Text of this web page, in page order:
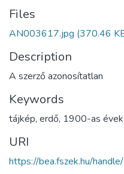
Files
AN003617.jpg (370.46
Description
A szerző azonosítatlan
Keywords
tájkép, erdő, 1900-as évek
URI
https://bea.fszek.hu/